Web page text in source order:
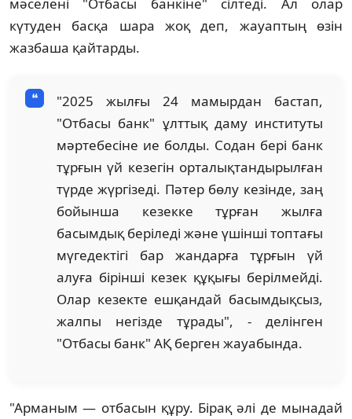
күтуден басқа шара жоқ деп, жауаптың өзін
жазбаша қайтарды.
"2025 жылғы 24 мамырдан бастап,
"Отбасы банк" ұлттық даму институты
мәртебесіне ие болды. Содан бері банк
тұрғын үй кезегін орталықтандырылған
түрде жүргізеді. Пәтер бөлу кезінде, заң
бойынша кезекке тұрған жылға
басымдық беріледі және үшінші топтағы
мүгедектігі бар жандарға тұрғын үй
алуға бірінші кезек құқығы берілмейді.
Олар кезекте ешқандай басымдықсыз,
жалпы негізде тұрады", - делінген
"Отбасы банк" АҚ берген жауабында.
"Арманым — отбасын құру. Бірақ әлі де мынадай